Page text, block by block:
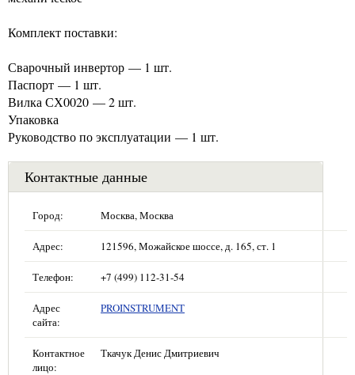
Комплект поставки:
Сварочный инвертор — 1 шт.
Паспорт — 1 шт.
Вилка СХ0020 — 2 шт.
Упаковка
Руководство по эксплуатации — 1 шт.
Контактные данные
Город: Москва, Москва
Адрес: 121596, Можайское шоссе, д. 165, ст. 1
Телефон: +7 (499) 112-31-54
Адрес
сайта:
PROINSTRUMENT
Контактное
лицо:
Ткачук Денис Дмитриевич